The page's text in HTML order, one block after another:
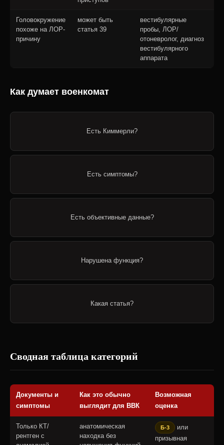
Головокружение
похоже на ЛОР-
причину
может быть
статья 39
вестибулярные
пробы, ЛОР/
отоневролог, диагноз
вестибулярного
аппарата
Как думает военкомат
Есть Киммерли?
Есть симптомы?
Есть объективные данные?
Нарушена функция?
Какая статья?
Сводная таблица категорий
Документы и
симптомы
Как это обычно
выглядит для ВВК
Возможная
оценка
Только КТ/
рентген с
анатомическая
находка без
Б-3
или
призывная